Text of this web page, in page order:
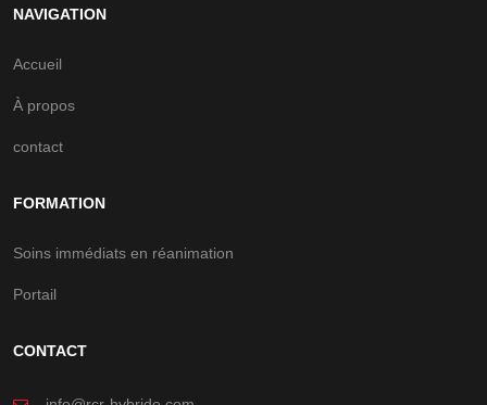
NAVIGATION
Accueil
À propos
contact
FORMATION
Soins immédiats en réanimation
Portail
CONTACT